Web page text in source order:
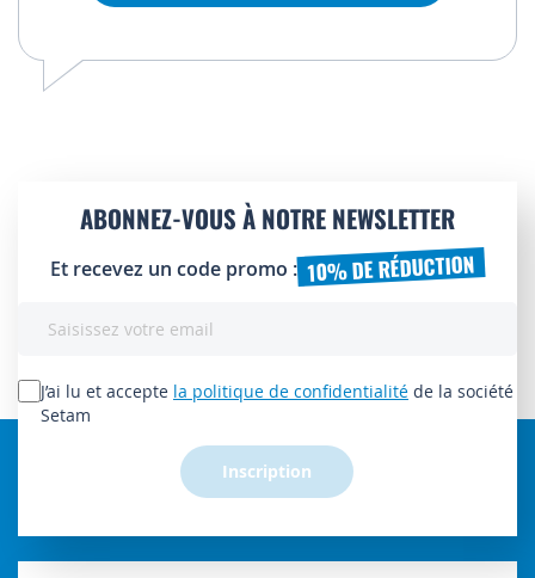
ABONNEZ-VOUS À NOTRE NEWSLETTER
Et recevez un code promo : 10% DE RÉDUCTION
lettre
d’information
J’ai lu et accepte la politique de confidentialité de la société
Setam
Inscription